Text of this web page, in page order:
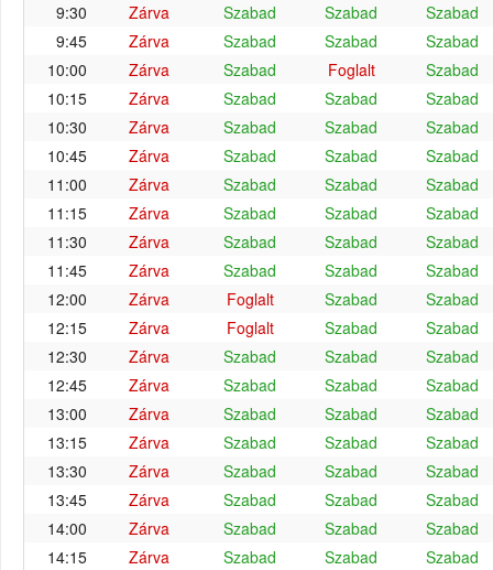
9:30
Zárva Szabad Szabad
Szabad
9:45
Zárva Szabad Szabad
Szabad
10:00
Zárva Szabad Foglalt
Szabad
10:15
Zárva Szabad Szabad
Szabad
10:30
Zárva Szabad Szabad
Szabad
10:45
Zárva Szabad Szabad
Szabad
11:00
Zárva Szabad Szabad
Szabad
11:15
Zárva Szabad Szabad
Szabad
11:30
Zárva Szabad Szabad
Szabad
11:45
Zárva Szabad Szabad
Szabad
12:00
Zárva Foglalt Szabad
Szabad
12:15
Zárva Foglalt Szabad
Szabad
12:30
Zárva Szabad Szabad
Szabad
12:45
Zárva Szabad Szabad
Szabad
13:00
Zárva Szabad Szabad
Szabad
13:15
Zárva Szabad Szabad
Szabad
13:30
Zárva Szabad Szabad
Szabad
13:45
Zárva Szabad Szabad
Szabad
14:00
Zárva Szabad Szabad
Szabad
14:15
Zárva Szabad Szabad
Szabad